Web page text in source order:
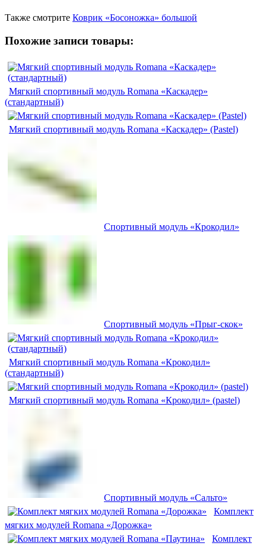
Также смотрите Коврик «Босоножка» большой
Похожие записи товары:
Мягкий спортивный модуль Romana «Каскадер»
(стандартный)
Мягкий спортивный модуль Romana «Каскадер» (Pastel)
Спортивный модуль «Крокодил»
Спортивный модуль «Прыг-скок»
Мягкий спортивный модуль Romana «Крокодил»
(стандартный)
Мягкий спортивный модуль Romana «Крокодил» (pastel)
Спортивный модуль «Сальто»
Комплект
мягких модулей Romana «Дорожка»
Комплект